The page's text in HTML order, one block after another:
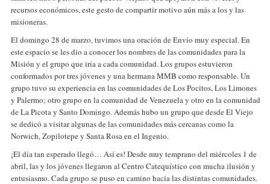
recursos económicos, este gesto de compartir motivo aún más a los y las
misioneras.
El domingo 28 de marzo, tuvimos una oración de Envío muy especial. En
este espacio se les dio a conocer los nombres de las comunidades para la
Misión y el grupo que iría a cada comunidad. Los grupos estuvieron
conformados por tres jóvenes y una hermana MMB como responsable. Un
grupo tuvo su experiencia en las comunidades de Los Pocitos, Los Limones
y Palermo; otro grupo en la comunidad de Venezuela y otro en la comunidad
de La Picota y Santo Domingo. Además hubo un grupo que desde El Viejo
se dedicó a visitar algunas de las comunidades más cercanas como la
Norwich, Zopilotepe y Santa Rosa en el Ingenio.
¡El día tan esperado llegó… Así es! Desde muy temprano del miércoles 1 de
abril, las y los jóvenes llegaron al Centro Catequístico con mucha ilusión y
entusiasmo. Cada grupo se puso en camino hacia las distintas comunidades.